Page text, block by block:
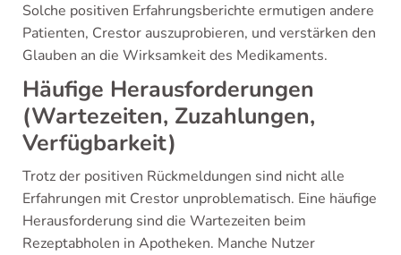
Solche positiven Erfahrungsberichte ermutigen andere
Patienten, Crestor auszuprobieren, und verstärken den
Glauben an die Wirksamkeit des Medikaments.
Häufige Herausforderungen
(Wartezeiten, Zuzahlungen,
Verfügbarkeit)
Trotz der positiven Rückmeldungen sind nicht alle
Erfahrungen mit Crestor unproblematisch. Eine häufige
Herausforderung sind die Wartezeiten beim
Rezeptabholen in Apotheken. Manche Nutzer